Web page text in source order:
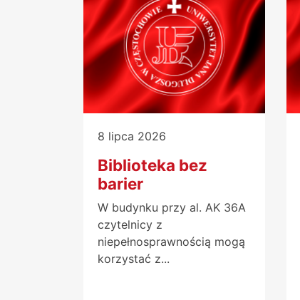
8 lipca 2026
Biblioteka bez
barier
W budynku przy al. AK 36A
czytelnicy z
niepełnosprawnością mogą
korzystać z...